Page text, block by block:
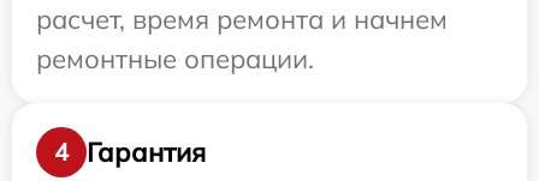
расчет, время ремонта и начнем
ремонтные операции.
4 Гарантия